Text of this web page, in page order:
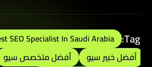
Best SEO Specialist In Saudi Arabia
أفضل خبير سيو
أفضل متخصص سيو